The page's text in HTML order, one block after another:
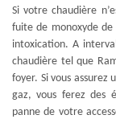
Si votre chaudière
fuite de monoxyde
intoxication. A
chaudière tel que
foyer. Si vous
gaz, vous ferez des
panne de votre